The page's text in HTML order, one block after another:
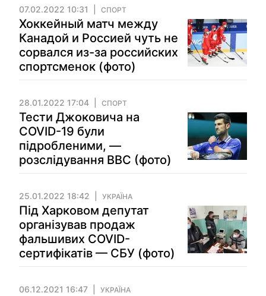
07.02.2022 10:31 СПОРТ
Хоккейный матч между
Канадой и Россией чуть не
сорвался из-за российских
спортсменок (фото)
28.01.2022 17:04 СПОРТ
Тести Джоковича на
COVID-19 були
підробленими, —
розслідування BBC (фото)
25.01.2022 18:42 УКРАЇНА
Під Харковом депутат
організував продаж
фальшивих COVID-
сертифікатів — СБУ (фото)
06.12.2021 16:47 УКРАЇНА